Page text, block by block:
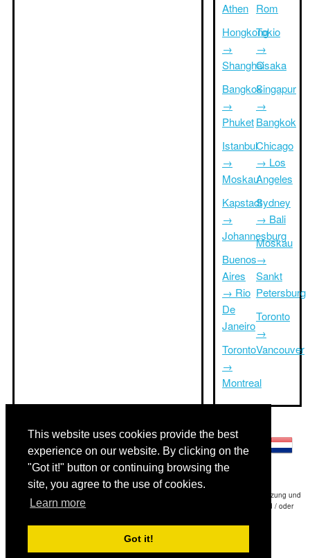
This website uses cookies provide the best
experience on our website. By clicking on the
"Got it!" button or continuing browsing the
site, you agree to the use of cookies.
Learn more
Got it!
Athen
Hongkong
→
Shanghai
Bangkok
→
Phuket
Istanbul
→
Moskau
Kapstadt
→
Johannesburg
Buenos
Aires
→ Rio
De
Janeiro
Toronto
→
Montreal
Rom
Tokio
→
Osaka
Singapur
→
Bangkok
Chicago
→ Los
Angeles
Sydney
→ Bali
Moskau
→
Sankt
Petersburg
Toronto
→
Vancouver
Haftungsausschluss: Die Informationen auf dieser Website ist unsere beste Schätzung und
für nur Ihre Referenz.Triptimeto.com haftet nicht für jede Reise Verzögerung und / oder